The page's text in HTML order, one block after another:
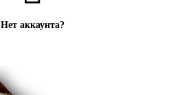
Нет аккаунта?